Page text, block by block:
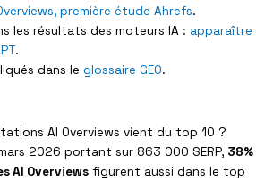
première étude Ahrefs.
les résultats des moteurs IA : apparaître
.
dans le glossaire GEO.
AI Overviews vient du top 10 ?
2026 portant sur 863 000 SERP, 38%
AI Overviews figurent aussi dans le top